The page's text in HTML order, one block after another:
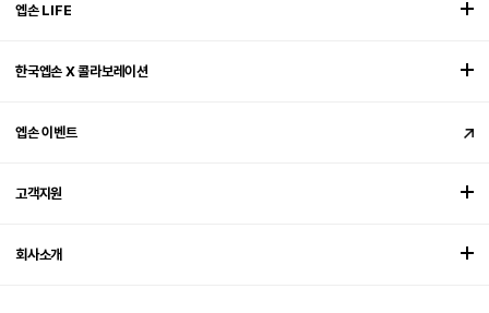
엡손 LIFE
한국엡손 X 콜라보레이션
엡손 이벤트
고객지원
회사소개